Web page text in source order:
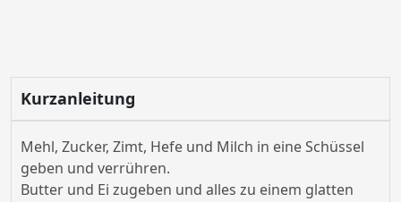
Kurzanleitung
Mehl, Zucker, Zimt, Hefe und Milch in eine Schüssel
geben und verrühren.
Butter und Ei zugeben und alles zu einem glatten